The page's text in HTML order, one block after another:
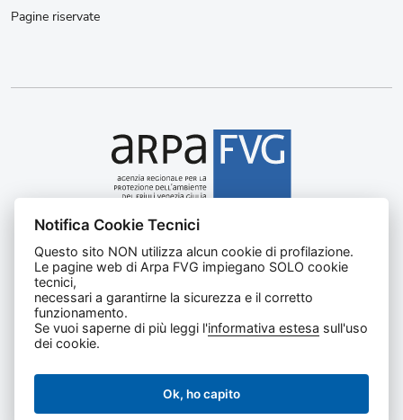
Pagine riservate
Agenzia regionale per la protezione dell’ambiente del
Friuli Venezia Giulia
C.F. e P. IVA 02096520305
Tel 0432 1918111
Notifica Cookie Tecnici
Questo sito NON utilizza alcun cookie di profilazione.
Le pagine web di Arpa FVG impiegano SOLO cookie
tecnici,
necessari a garantirne la sicurezza e il corretto
funzionamento.
Se vuoi saperne di più leggi l'informativa estesa sull'uso
dei cookie.
Ok, ho capito